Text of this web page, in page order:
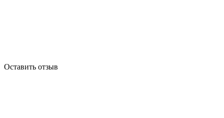
Оставить отзыв